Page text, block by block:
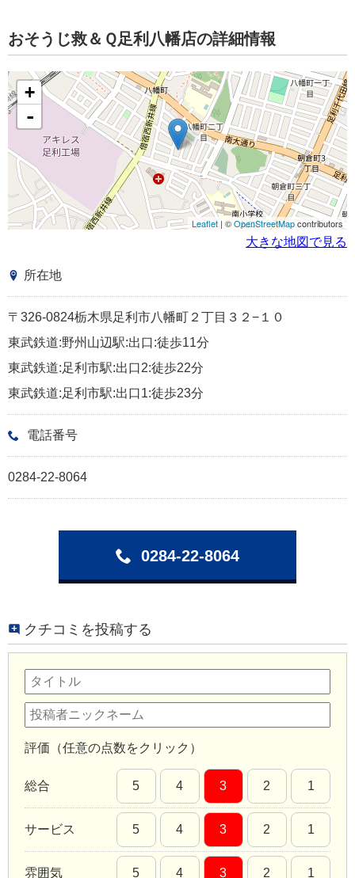
おそうじ救＆Ｑ足利八幡店の詳細情報
+
-
Leaflet | ©OpenStreetMapcontributors
大きな地図で見る
所在地
〒326-0824栃木県足利市八幡町２丁目３２−１０
東武鉄道:野州山辺駅:出口:徒歩11分
東武鉄道:足利市駅:出口2:徒歩22分
東武鉄道:足利市駅:出口1:徒歩23分
電話番号
0284-22-8064
0284-22-8064
クチコミを投稿する
評価（任意の点数をクリック）
総合 5 4 3 2 1
サービス 5 4 3 2 1
雰囲気 5 4 3 2 1